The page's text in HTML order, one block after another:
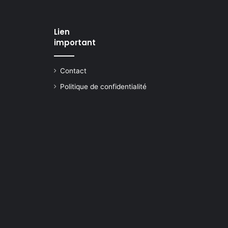
Lien
important
Contact
Politique de confidentialité